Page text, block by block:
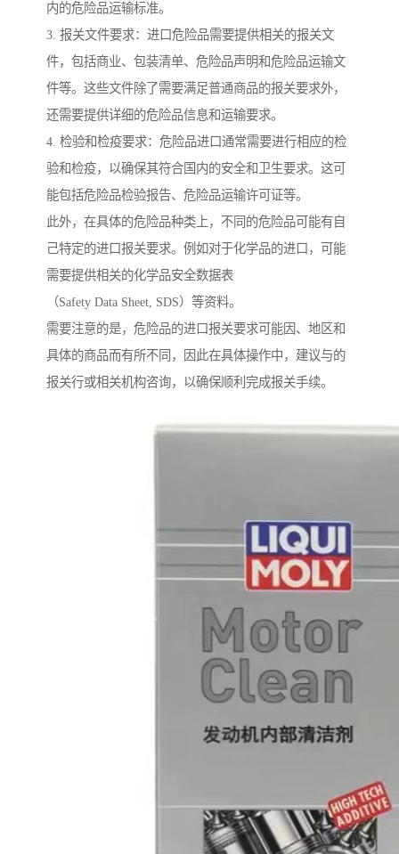
内的危险品运输标准。
3. 报关文件要求：进口危险品需要提供相关的报关文
件，包括商业、包装清单、危险品声明和危险品运输文
件等。这些文件除了需要满足普通商品的报关要求外，
还需要提供详细的危险品信息和运输要求。
4. 检验和检疫要求：危险品进口通常需要进行相应的检
验和检疫，以确保其符合国内的安全和卫生要求。这可
能包括危险品检验报告、危险品运输许可证等。
此外，在具体的危险品种类上，不同的危险品可能有自
己特定的进口报关要求。例如对于化学品的进口，可能
需要提供相关的化学品安全数据表
（Safety Data Sheet, SDS）等资料。
需要注意的是，危险品的进口报关要求可能因、地区和
具体的商品而有所不同，因此在具体操作中，建议与的
报关行或相关机构咨询，以确保顺利完成报关手续。